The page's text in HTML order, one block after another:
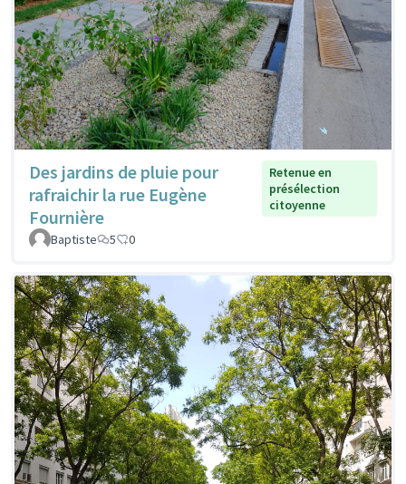
Des jardins de pluie pour
rafraichir la rue Eugène
Fournière
Retenue en
présélection
citoyenne
Baptiste 5 0